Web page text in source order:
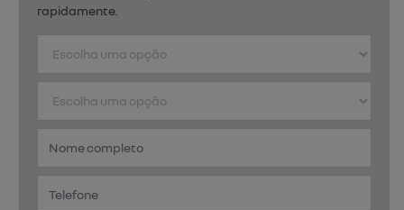
rapidamente.